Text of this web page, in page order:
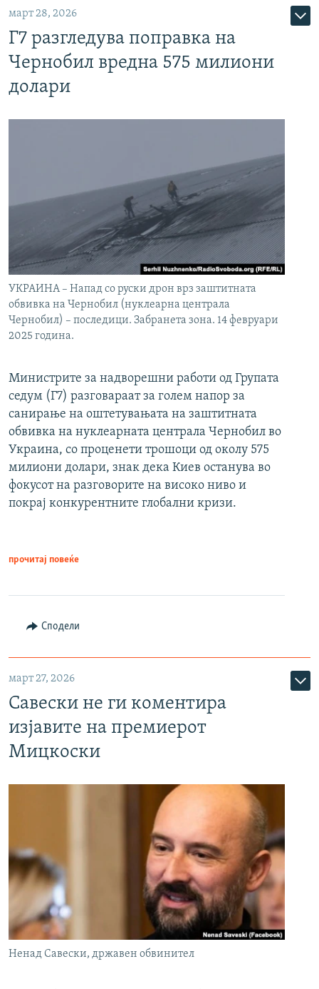
март 28, 2026
Г7 разгледува поправка на
Чернобил вредна 575 милиони
долари
УКРАИНА – Напад со руски дрон врз заштитната
обвивка на Чернобил (нуклеарна централа
Чернобил) – последици. Забранета зона. 14 февруари
2025 година.
Министрите за надворешни работи од Групата
седум (Г7) разговараат за голем напор за
санирање на оштетувањата на заштитната
обвивка на нуклеарната централа Чернобил во
Украина, со проценети трошоци од околу 575
милиони долари, знак дека Киев останува во
фокусот на разговорите на високо ниво и
покрај конкурентните глобални кризи.
прочитај повеќе
Сподели
март 27, 2026
Савески не ги коментира
изјавите на премиерот
Мицкоски
Ненад Савески, државен обвинител